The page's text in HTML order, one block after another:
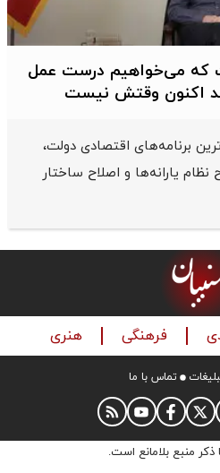
سال است که می‌خواهیم درست عمل
اکنون وقتش نیست
برنامه‌های اقتصادی دولت،
یارانه‌ها و اصلاح ساختار
فرهنگی هنری
تماس با ما
منبع بلامانع است.